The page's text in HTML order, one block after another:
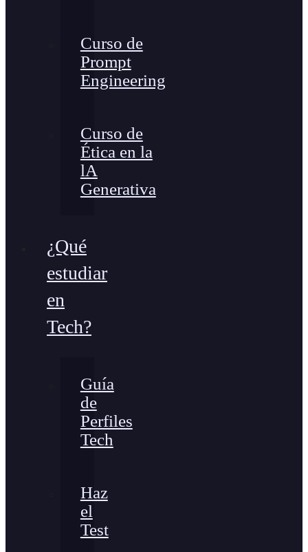
Curso de
Prompt
Engineering
Curso de
Ética en la
lA
Generativa
¿Qué
estudiar
en
Tech?
Guía
de
Perfiles
Tech
Haz
el
Test